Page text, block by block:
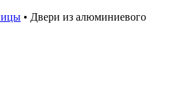
• Двери из алюминиевого